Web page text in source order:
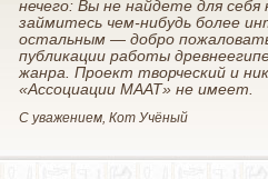
нечего: Вы не найдете для
займитесь чем-нибудь более
остальным — добро
публикации работы
жанра. Проект творческий и
«Ассоциации МААТ» не имеет.
С уважением, Кот Учёный